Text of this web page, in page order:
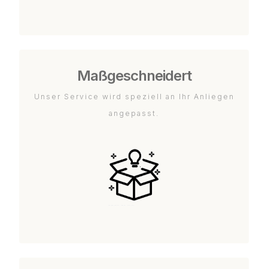
Maßgeschneidert
Unser Service wird speziell an Ihr Anliegen
angepasst.